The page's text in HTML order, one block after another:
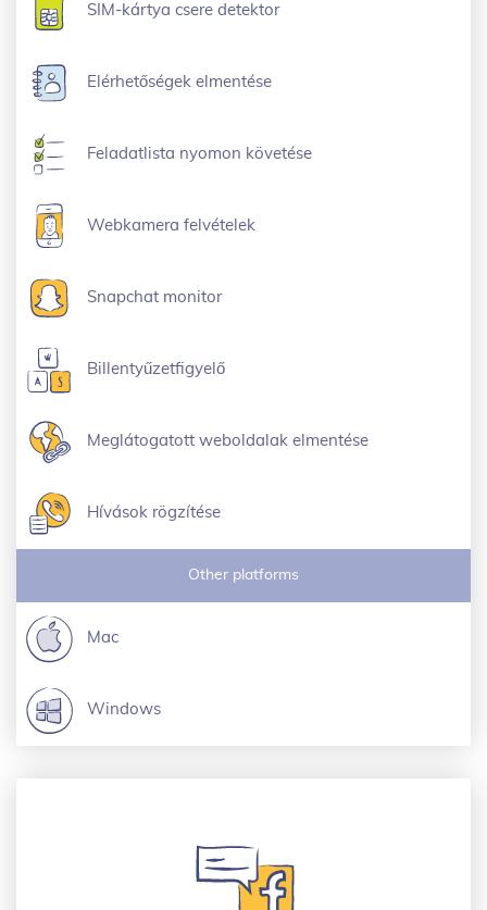
SIM-kártya csere detektor
Elérhetőségek elmentése
Feladatlista nyomon követése
Webkamera felvételek
Snapchat monitor
Billentyűzetfigyelő
Meglátogatott weboldalak elmentése
Hívások rögzítése
Other platforms
Mac
Windows